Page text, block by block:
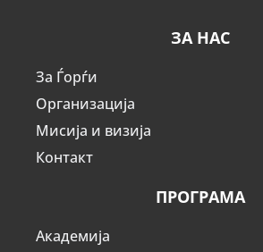
ЗА НАС
За Ѓорѓи
Организација
Мисија и визија
Контакт
ПРОГРАМА
Академија